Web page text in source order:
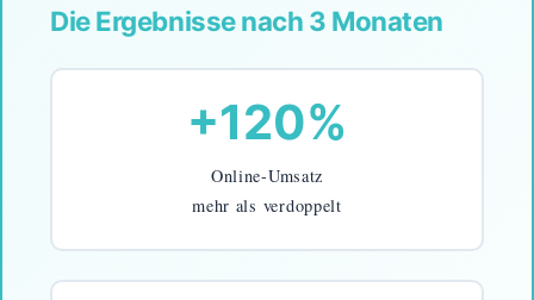
Die Ergebnisse nach 3 Monaten
+120%
Online-Umsatz
mehr als verdoppelt